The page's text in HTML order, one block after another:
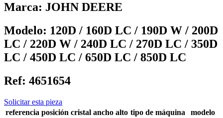
Marca: JOHN DEERE
Modelo: 120D / 160D LC / 190D W / 200D
LC / 220D W / 240D LC / 270D LC / 350D
LC / 450D LC / 650D LC / 850D LC
Ref: 4651654
Solicitar esta pieza
referencia posición cristal ancho alto tipo de máquina modelo